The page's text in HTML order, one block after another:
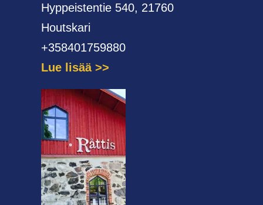
Hyppeistentie 540, 21760
Houtskari
+358401759880
Lue lisää